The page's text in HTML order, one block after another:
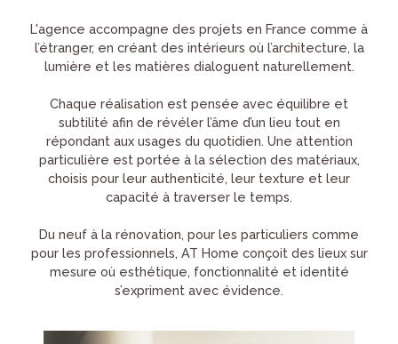
L'agence accompagne des projets en France comme à
l’étranger, en créant des intérieurs où l’architecture, la
lumière et les matières dialoguent naturellement.
Chaque réalisation est pensée avec équilibre et
subtilité afin de révéler l’âme d’un lieu tout en
répondant aux usages du quotidien. Une attention
particulière est portée à la sélection des matériaux,
choisis pour leur authenticité, leur texture et leur
capacité à traverser le temps.
Du neuf à la rénovation, pour les particuliers comme
pour les professionnels, AT Home conçoit des lieux sur
mesure où esthétique, fonctionnalité et identité
s’expriment avec évidence.